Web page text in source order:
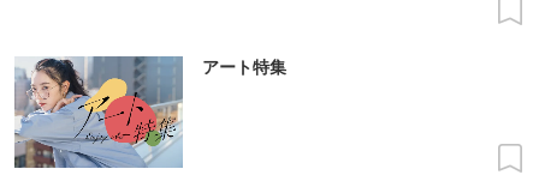
アート特集